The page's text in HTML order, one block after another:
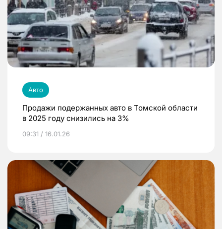
Авто
Продажи подержанных авто в Томской области
в 2025 году снизились на 3%
09:31 / 16.01.26